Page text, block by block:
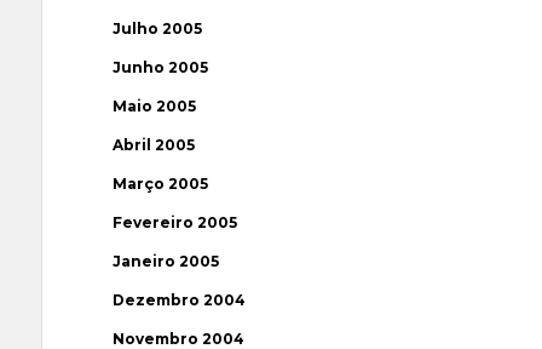
Julho 2005
Junho 2005
Maio 2005
Abril 2005
Março 2005
Fevereiro 2005
Janeiro 2005
Dezembro 2004
Novembro 2004